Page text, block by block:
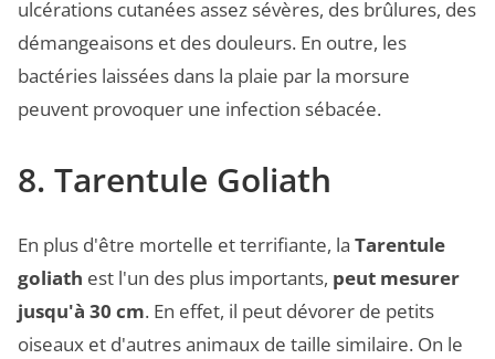
ulcérations cutanées assez sévères, des brûlures, des
démangeaisons et des douleurs. En outre, les
bactéries laissées dans la plaie par la morsure
peuvent provoquer une infection sébacée.
8. Tarentule Goliath
En plus d'être mortelle et terrifiante, la Tarentule
goliath est l'un des plus importants, peut mesurer
jusqu'à 30 cm. En effet, il peut dévorer de petits
oiseaux et d'autres animaux de taille similaire. On le